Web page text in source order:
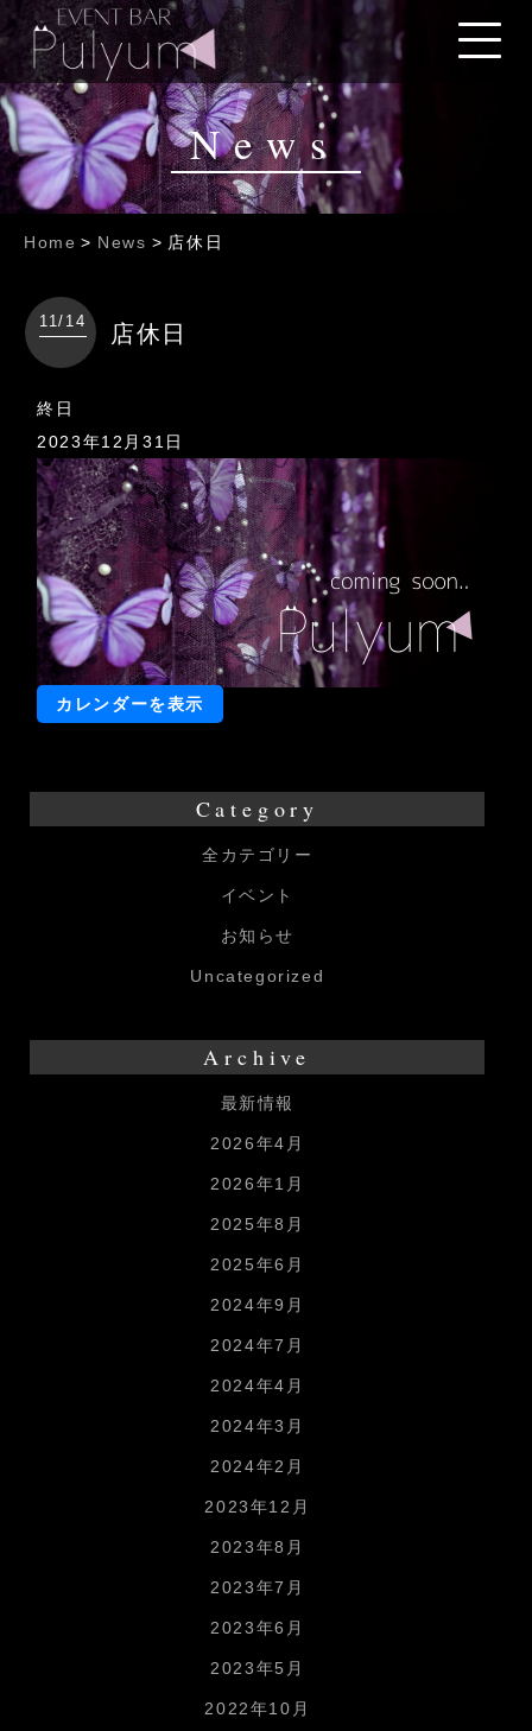
News
Home > News > 店休日
11/14 店休日
店
休
日
終日
2023年12月31日
カレンダーを表示
Category
全カテゴリー
イベント
お知らせ
Uncategorized
Archive
最新情報
2026年4月
2026年1月
2025年8月
2025年6月
2024年9月
2024年7月
2024年4月
2024年3月
2024年2月
2023年12月
2023年8月
2023年7月
2023年6月
2023年5月
2022年10月